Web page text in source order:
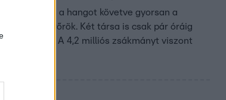
vijjogást és a hangot követve gyorsan a
a járőrök. Két társa is csak pár óráig
keresik. A 4,2 milliós zsákmányt viszont